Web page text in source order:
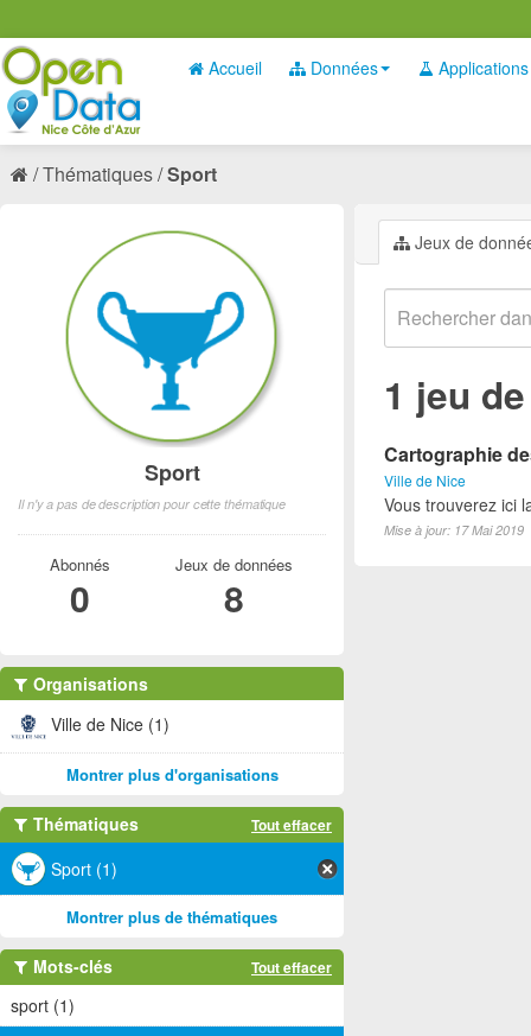
Accueil Données Applications
Thématiques Sport
Jeux de
1 jeu
Cartographie
Ville de Nice
Vous trouverez ici
Mise à jour: 17 Mai 2019
Sport
Il n'y a pas de description pour cette thématique
Abonnés
0
Jeux de données
8
Organisations
Ville de Nice (1)
Montrer plus d'organisations
Thématiques Tout effacer
Sport (1)
Montrer plus de thématiques
Mots-clés Tout effacer
sport (1)